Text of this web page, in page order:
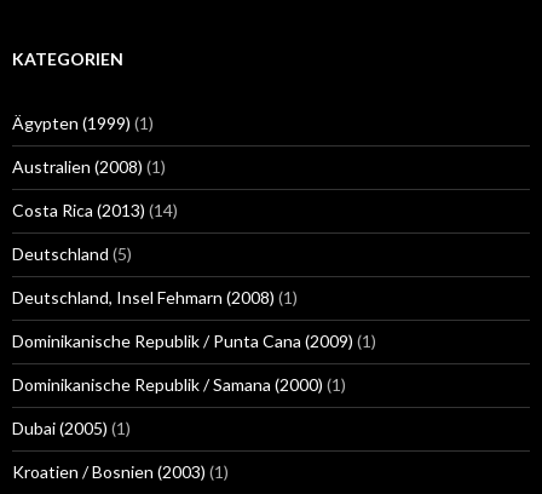
KATEGORIEN
Ägypten (1999) (1)
Australien (2008) (1)
Costa Rica (2013) (14)
Deutschland (5)
Deutschland, Insel Fehmarn (2008) (1)
Dominikanische Republik / Punta Cana (2009) (1)
Dominikanische Republik / Samana (2000) (1)
Dubai (2005) (1)
Kroatien / Bosnien (2003) (1)